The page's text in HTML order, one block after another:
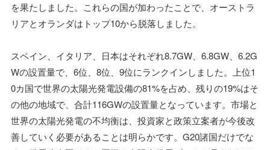
を果たしました。これらの国が加わったことで、オーストラ
リアとオランダはトップ10から脱落しました。
スペイン、イタリア、日本はそれぞれ8.7GW、6.8GW、6.2G
Wの設置量で、6位、8位、9位にランクインしました。上位1
0カ国で世界の太陽光発電設備の81%を占め、残りの19%はそ
の他の地域で、合計116GWの設置量となっています。市場と
世界の太陽光発電の不均衡は、投資家と政策立案者が今後改
善していく必要があることは明らかです。G20諸国だけでな